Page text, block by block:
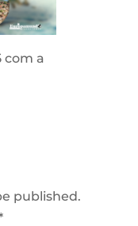
com a
published.